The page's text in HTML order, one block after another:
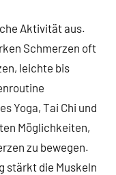
Aktivität aus.
Schmerzen oft
leichte bis
Yoga, Tai Chi und
Möglichkeiten,
zu bewegen.
stärkt die Muskeln